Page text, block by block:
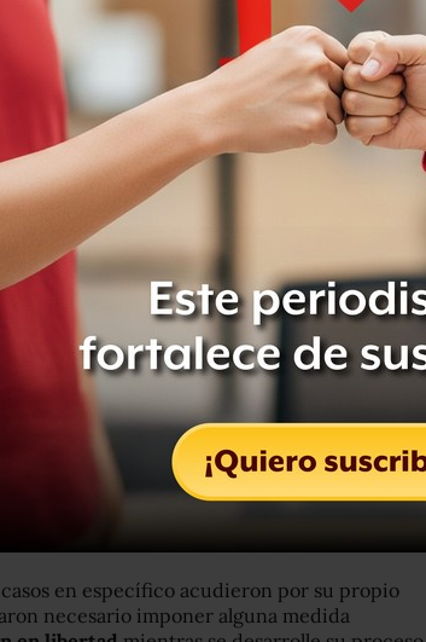
esta investigación quedaron radicados en el
las causas penales número 20/2016,
2016 y 34/2016.
a ser presentadas por la PGRen septiembre
de control han determinado dictar los autos
fase de investigación complementaria, que
la posibilidad de duplicarse) que los jueces
como a la PGR parareunir pruebas
a la audiencia intermediaen donde se
continuar con el juicio oral.
por estos primeros siete casosse
audiencias
donde les notificaron las
recibieron las órdenes de comparecencia
fecha y hora para audiencia. Ahí se les
se podrá utilizar la fuerza pública.
en específico acudieron por su propio
necesario imponer alguna medida